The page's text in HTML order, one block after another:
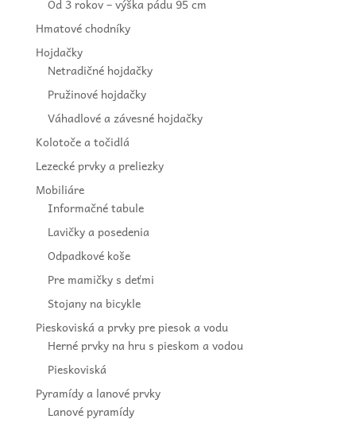
Od 3 rokov – výška pádu 95 cm
Hmatové chodníky
Hojdačky
Netradičné hojdačky
Pružinové hojdačky
Váhadlové a závesné hojdačky
Kolotoče a točidlá
Lezecké prvky a preliezky
Mobiliáre
Informačné tabule
Lavičky a posedenia
Odpadkové koše
Pre mamičky s deťmi
Stojany na bicykle
Pieskoviská a prvky pre piesok a vodu
Herné prvky na hru s pieskom a vodou
Pieskoviská
Pyramídy a lanové prvky
Lanové pyramídy